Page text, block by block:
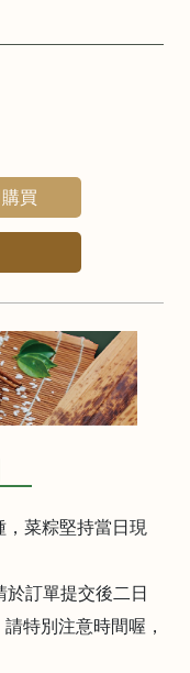
買
菜粽堅持當日現
訂單提交後二日
特別注意時間喔，